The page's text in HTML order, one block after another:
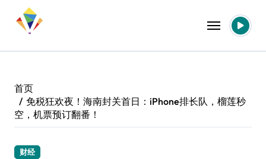
首页
免税狂欢夜！海南封关首日：iPhone排长队，榴莲秒
空，机票预订翻番！
财经